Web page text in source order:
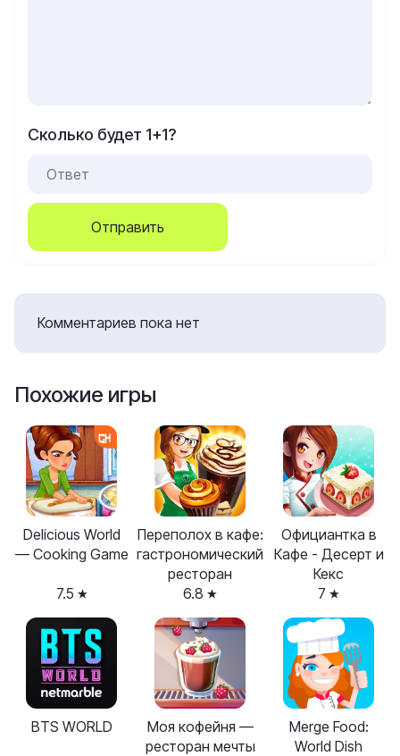
Сколько будет 1+1?
Отправить
Комментариев пока нет
Похожие игры
Delicious World
— Cooking Game
7.5
Переполох в кафе:
гастрономический
ресторан
6.8
Официантка в
Кафе - Десерт и
Кекс
7
BTS WORLD
Моя кофейня —
ресторан мечты
Merge Food:
World Dish